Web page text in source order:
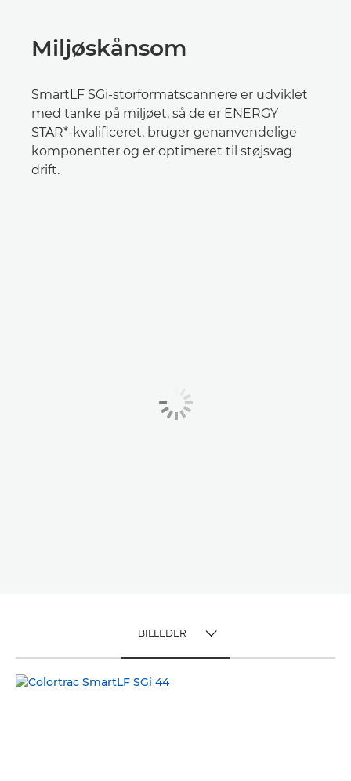
Miljøskånsom
SmartLF SGi-storformatscannere er udviklet
med tanke på miljøet, så de er ENERGY
STAR*-kvalificeret, bruger genanvendelige
komponenter og er optimeret til støjsvag
drift.
BILLEDER
BILLEDER